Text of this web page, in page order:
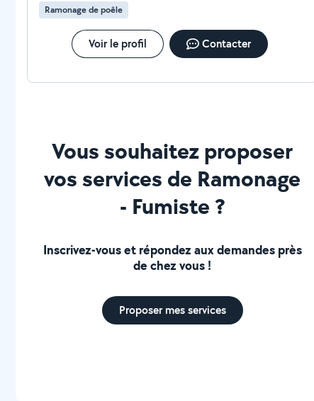
Ramonage de poêle
Voir le profil Contacter
Vous souhaitez proposer
vos services de Ramonage
- Fumiste ?
Inscrivez-vous et répondez aux demandes près
de chez vous !
Proposer mes services